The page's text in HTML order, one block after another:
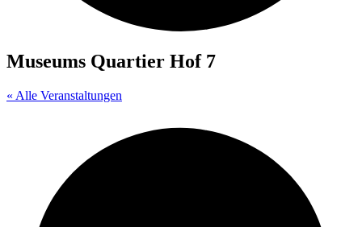
Museums Quartier Hof 7
« Alle Veranstaltungen